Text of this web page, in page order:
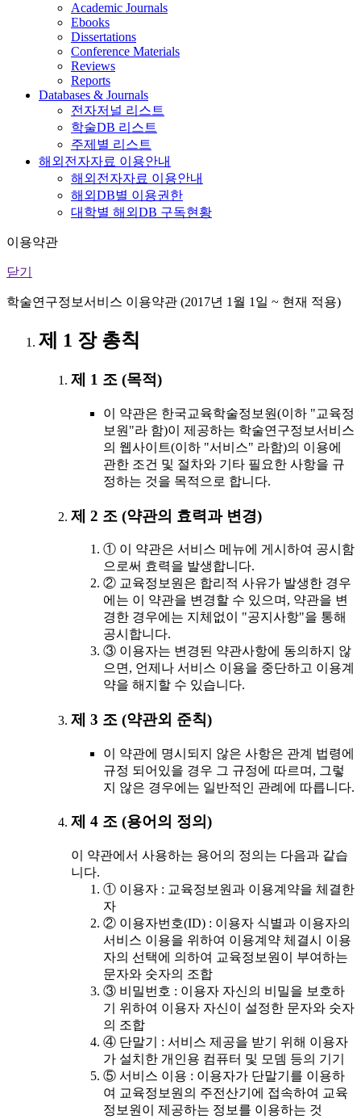
Academic Journals
Ebooks
Dissertations
Conference Materials
Reviews
Reports
Databases & Journals
전자저널 리스트
학술DB 리스트
주제별 리스트
해외전자자료 이용안내
해외전자자료 이용안내
해외DB별 이용권한
대학별 해외DB 구독현황
이용약관
닫기
학술연구정보서비스 이용약관 (2017년 1월 1일 ~ 현재 적용)
제 1 장 총칙
제 1 조 (목적)
이 약관은 한국교육학술정보원(이하 "교육정
보원"라 함)이 제공하는 학술연구정보서비스
의 웹사이트(이하 "서비스" 라함)의 이용에
관한 조건 및 절차와 기타 필요한 사항을 규
정하는 것을 목적으로 합니다.
제 2 조 (약관의 효력과 변경)
① 이 약관은 서비스 메뉴에 게시하여 공시함
으로써 효력을 발생합니다.
② 교육정보원은 합리적 사유가 발생한 경우
에는 이 약관을 변경할 수 있으며, 약관을 변
경한 경우에는 지체없이 "공지사항"을 통해
공시합니다.
③ 이용자는 변경된 약관사항에 동의하지 않
으면, 언제나 서비스 이용을 중단하고 이용계
약을 해지할 수 있습니다.
제 3 조 (약관외 준칙)
이 약관에 명시되지 않은 사항은 관계 법령에
규정 되어있을 경우 그 규정에 따르며, 그렇
지 않은 경우에는 일반적인 관례에 따릅니다.
제 4 조 (용어의 정의)
이 약관에서 사용하는 용어의 정의는 다음과 같습
니다.
① 이용자 : 교육정보원과 이용계약을 체결한
자
② 이용자번호(ID) : 이용자 식별과 이용자의
서비스 이용을 위하여 이용계약 체결시 이용
자의 선택에 의하여 교육정보원이 부여하는
문자와 숫자의 조합
③ 비밀번호 : 이용자 자신의 비밀을 보호하
기 위하여 이용자 자신이 설정한 문자와 숫자
의 조합
④ 단말기 : 서비스 제공을 받기 위해 이용자
가 설치한 개인용 컴퓨터 및 모뎀 등의 기기
⑤ 서비스 이용 : 이용자가 단말기를 이용하
여 교육정보원의 주전산기에 접속하여 교육
정보원이 제공하는 정보를 이용하는 것